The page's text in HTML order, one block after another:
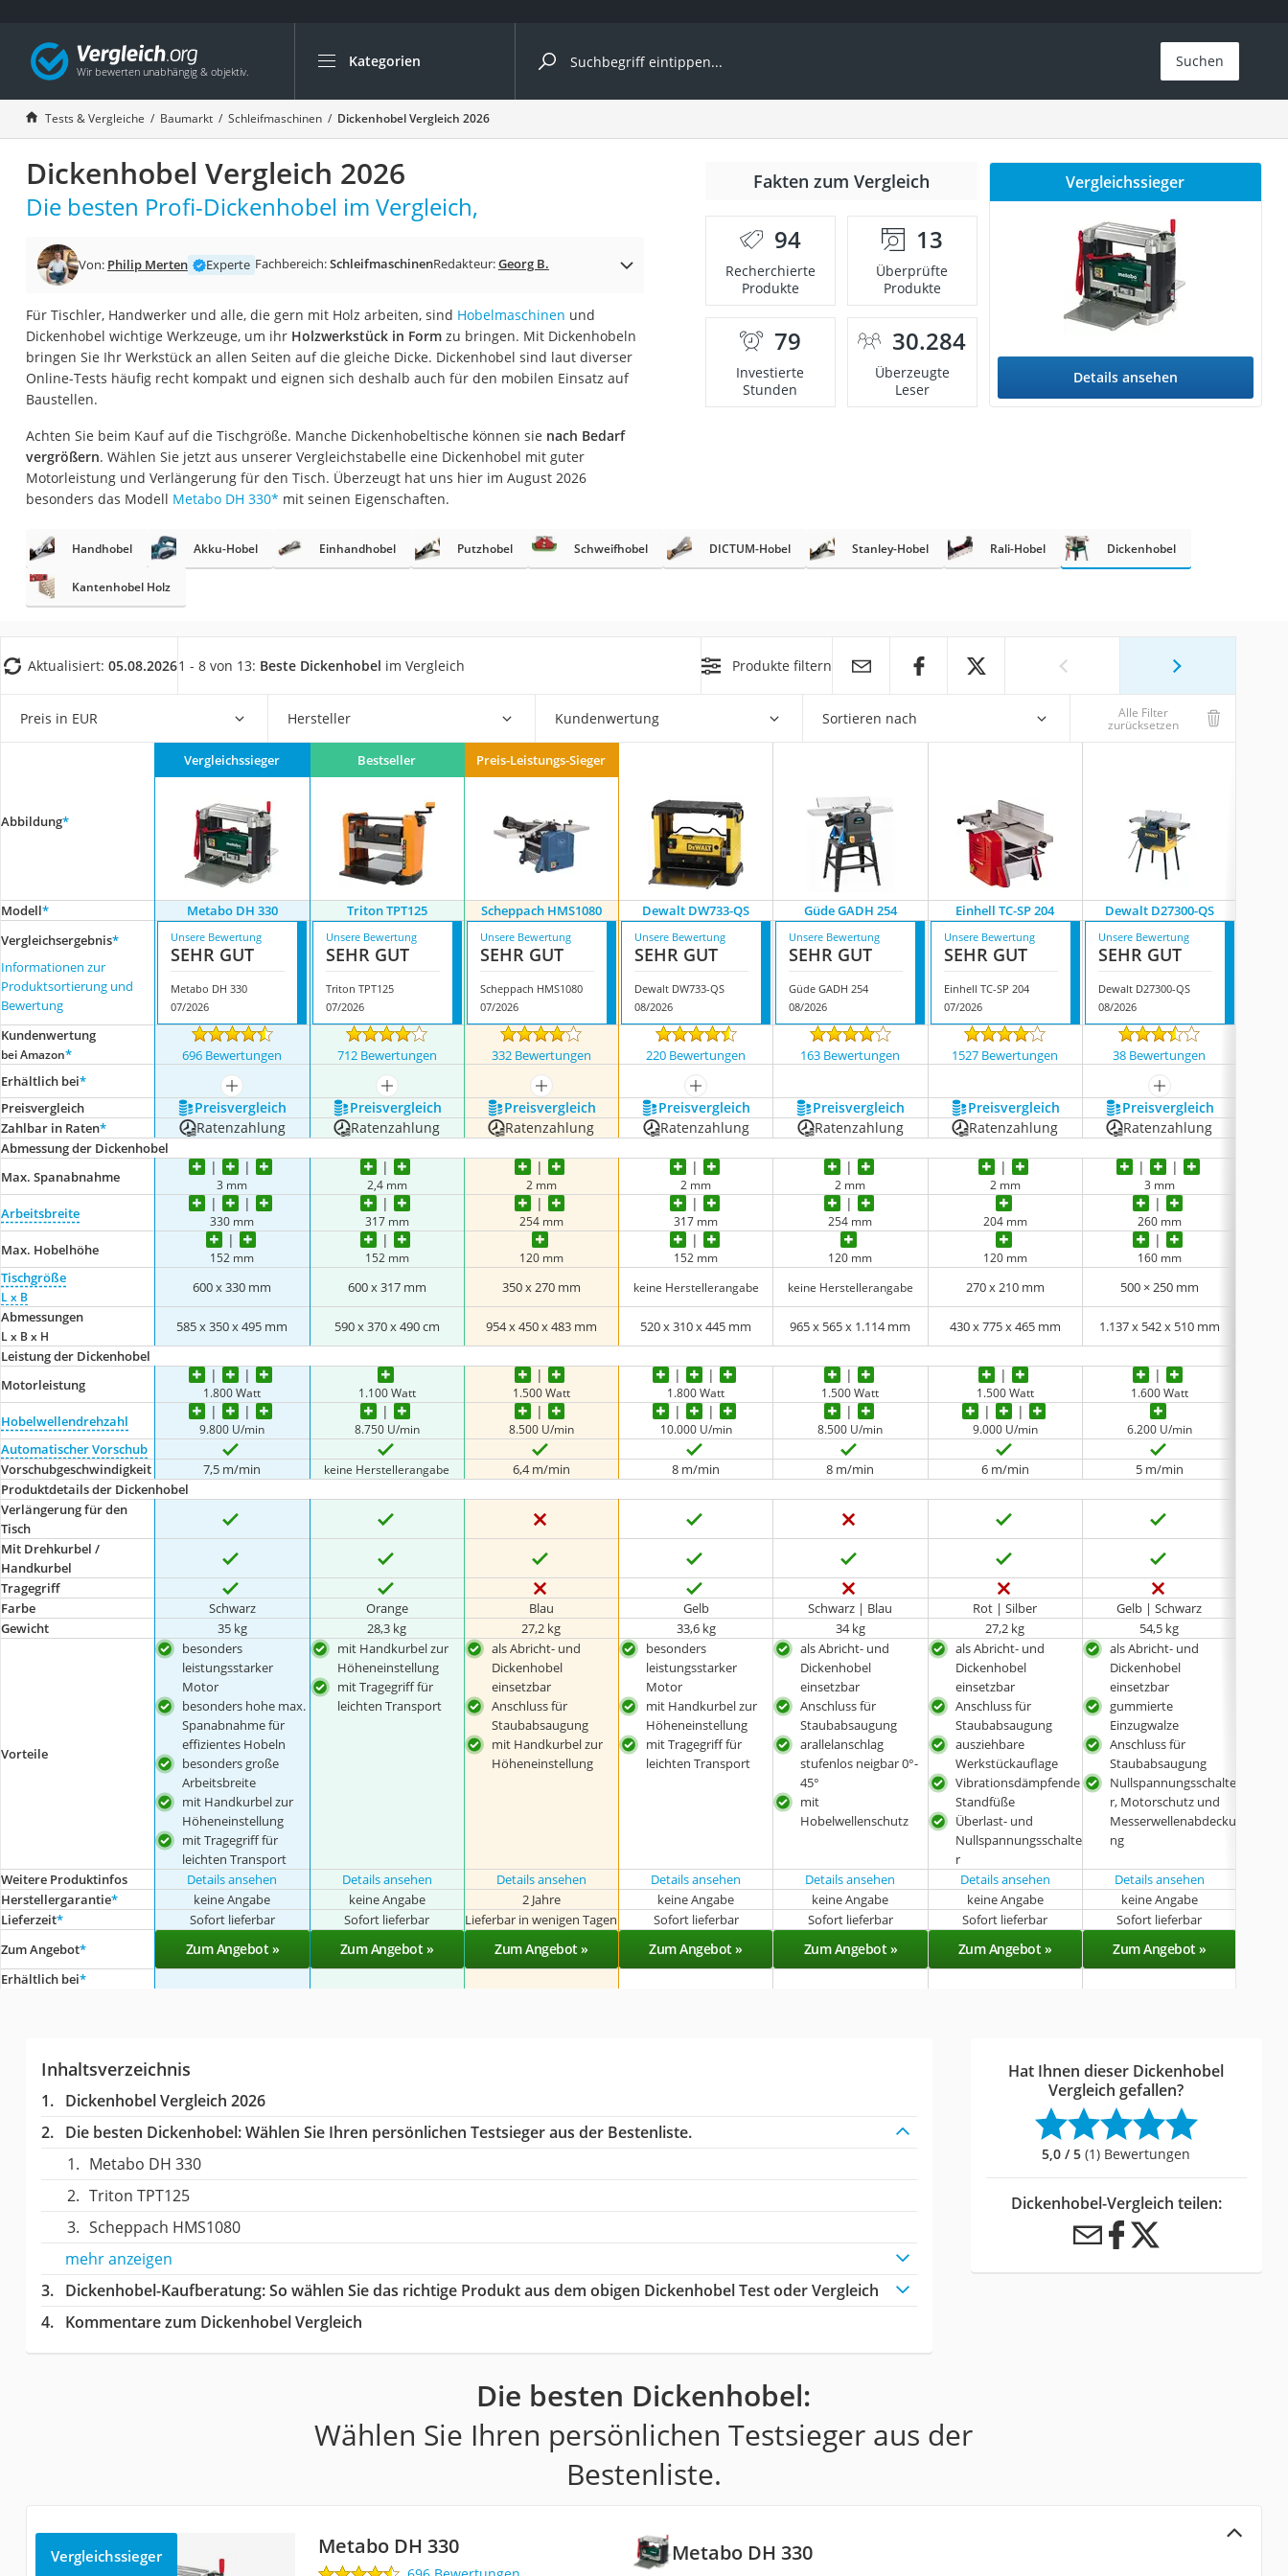
Kategorien
Die beliebtesten Vergleiche nach Kategorie
Baumarkt
Tresor feuerfest
Makita-Akku-Rasenmäher
Kappsäge
Smartes Türschloss
Akku-Rasentrimmer
Split-Klimaanlage 2 Innengeräte
Pelletofen
Bohrmaschine
Fliesenschneider
Hochdruckreiniger
Doppelschleifer
Überwachungskamera
Benzinrasenmäher mit Elektrostart
Multimeter
Gasdurchlauferhitzer
Service
Suchen
Tests & Vergleiche Baumarkt Schleifmaschinen Dickenhobel Vergleich 2026
Dickenhobel Vergleich 2026
Die besten Profi-Dickenhobel im Vergleich,
Von: Philip Merten Experte Fachbereich:SchleifmaschinenRedakteur:Georg B.
Für Tischler, Handwerker und alle, die gern mit Holz arbeiten, sind Hobelmaschinen und
Dickenhobel wichtige Werkzeuge, um ihr Holzwerkstück in Formzu bringen. Mit Dickenhobeln
bringen Sie Ihr Werkstück an allen Seiten auf die gleiche Dicke. Dickenhobel sind laut diverser
Online-Tests häufig recht kompakt und eignen sich deshalb auch für den mobilen Einsatz auf
Baustellen.
Achten Sie beim Kauf auf die Tischgröße. Manche Dickenhobeltische können sie nach Bedarf
vergrößern. Wählen Sie jetzt aus unserer Vergleichstabelle eine Dickenhobel mit guter
Motorleistung und Verlängerung für den Tisch. Überzeugt hat uns hier im August 2026
besonders das Modell Metabo DH 330* mit seinen Eigenschaften.
Fakten zum Vergleich
94
Recherchierte
Produkte
13
Überprüfte
Produkte
79
Investierte
Stunden
30.284
Überzeugte
Leser
Vergleichssieger
Details ansehen
Handhobel Akku-Hobel Einhandhobel Putzhobel Schweifhobel DICTUM-Hobel Stanley-Hobel Rali-Hobel Dickenhobel
Kantenhobel Holz
Aktualisiert: 05.08.20261 - 8 von 13: Beste Dickenhobel im Vergleich Produkte filtern
Preis in EUR Hersteller Kundenwertung Sortieren nach Alle Filter
zurücksetzen
Abbildung*
Vergleichssieger Bestseller Preis-Leistungs-Sieger
Modell* Metabo DH 330 Triton TPT125 Scheppach HMS1080 Dewalt DW733-QS Güde GADH 254 Einhell TC-SP 204 Dewalt D27300-QS
Vergleichsergebnis*
Informationen zur
Produktsortierung und
Bewertung
Unsere Bewertung
SEHR GUT
Metabo DH 330
07/2026
Unsere Bewertung
SEHR GUT
Triton TPT125
07/2026
Unsere Bewertung
SEHR GUT
Scheppach HMS1080
07/2026
Unsere Bewertung
SEHR GUT
Dewalt DW733-QS
08/2026
Unsere Bewertung
SEHR GUT
Güde GADH 254
08/2026
Unsere Bewertung
SEHR GUT
Einhell TC-SP 204
07/2026
Unsere Bewertung
SEHR GUT
Dewalt D27300-QS
08/2026
Kundenwertung
bei Amazon* 696 Bewertungen 712 Bewertungen 332 Bewertungen 220 Bewertungen 163 Bewertungen 1527 Bewertungen 38 Bewertungen
Erhältlich bei*
mehr anzeigen mehr anzeigen mehr anzeigen mehr anzeigen
mehr anzeigen
Preis­vergleich
Preis­vergleich Preis­vergleich Preis­vergleich Preis­vergleich Preis­vergleich Preis­vergleich Preis­vergleich
Zahlbar in Raten* Ratenzahlung Ratenzahlung Ratenzahlung Ratenzahlung Ratenzahlung Ratenzahlung Ratenzahlung
Abmessung der Dickenhobel
Max. Spanabnahme
3 mm 2,4 mm 2 mm 2 mm 2 mm 2 mm 3 mm
Arbeitsbreite 330 mm 317 mm 254 mm 317 mm 254 mm 204 mm 260 mm
Max. Hobelhöhe 152 mm 152 mm 120 mm 152 mm 120 mm 120 mm 160 mm
Tischgröße
L x B
600 x 330 mm 600 x 317 mm 350 x 270 mm keine Herstellerangabe keine Herstellerangabe 270 x 210 mm 500 × 250 mm
Abmessungen
L x B x H
585 x 350 x 495 mm 590 x 370 x 490 cm 954 x 450 x 483 mm 520 x 310 x 445 mm 965 x 565 x 1.114 mm 430 x 775 x 465 mm 1.137 x 542 x 510 mm
Leistung der Dickenhobel
Motorleistung
1.800 Watt 1.100 Watt 1.500 Watt 1.800 Watt 1.500 Watt 1.500 Watt 1.600 Watt
Hobelwellendrehzahl 9.800 U/min 8.750 U/min 8.500 U/min 10.000 U/min 8.500 U/min 9.000 U/min 6.200 U/min
Automatischer Vorschub
Vorschubgeschwindigkeit
7,5 m/min keine Herstellerangabe 6,4 m/min 8 m/min 8 m/min 6 m/min 5 m/min
Produktdetails der Dickenhobel
Verlängerung für den
Tisch
Mit Drehkurbel /
Handkurbel
Tragegriff
Farbe
Schwarz Orange Blau Gelb Schwarz | Blau Rot | Silber
Gelb | Schwarz
Gewicht
35 kg 28,3 kg 27,2 kg 33,6 kg 34 kg 27,2 kg 54,5 kg
Vorteile
besonders
leistungsstarker
Motor
besonders hohe max.
Spanabnahme für
effizientes Hobeln
besonders große
Arbeitsbreite
mit Handkurbel zur
Höheneinstellung
mit Tragegriff für
leichten Transport
mit Handkurbel zur
Höheneinstellung
mit Tragegriff für
leichten Transport
als Abricht- und
Dickenhobel
einsetzbar
Anschluss für
Staubabsaugung
mit Handkurbel zur
Höheneinstellung
besonders
leistungsstarker
Motor
mit Handkurbel zur
Höheneinstellung
mit Tragegriff für
leichten Transport
als Abricht- und
Dickenhobel
einsetzbar
Anschluss für
Staubabsaugung
arallelanschlag
stufenlos neigbar 0°-
45°
mit
Hobelwellenschutz
als Abricht- und
Dickenhobel
einsetzbar
Anschluss für
Staubabsaugung
ausziehbare
Werkstückauflage
Vibrationsdämpfende
Standfüße
Überlast- und
Nullspannungsschalte
r
als Abricht- und
Dickenhobel
einsetzbar
gummierte
Einzugwalze
Anschluss für
Staubabsaugung
Nullspannungsschalte
r, Motorschutz und
Messerwellenabdecku
ng
Weitere Produktinfos Details ansehen Details ansehen Details ansehen Details ansehen Details ansehen Details ansehen
Details ansehen
Herstellergarantie* keine Angabe keine Angabe 2 Jahre keine Angabe keine Angabe keine Angabe keine Angabe
Lieferzeit* Sofort lieferbar Sofort lieferbar Lieferbar in wenigen Tagen Sofort lieferbar Sofort lieferbar Sofort lieferbar Sofort lieferbar
Zum Angebot* Zum Angebot » Zum Angebot » Zum Angebot » Zum Angebot » Zum Angebot » Zum Angebot » Zum Angebot »
Erhältlich bei*
Inhaltsverzeichnis
Dickenhobel Vergleich 2026
Die besten Dickenhobel:Wählen Sie Ihren persönlichen Testsieger aus der Bestenliste.
Metabo DH 330
Triton TPT125
Scheppach HMS1080
mehr anzeigen
Dickenhobel-Kaufberatung: So wählen Sie das richtige Produkt aus dem obigen Dickenhobel Test oder Vergleich
Kommentare zum Dickenhobel Vergleich
Hat Ihnen dieser Dickenhobel
Vergleich gefallen?
5,0 / 5 (1) Bewertungen
Dickenhobel-Vergleich teilen:
Die besten Dickenhobel:
Wählen Sie Ihren persönlichen Testsieger aus der
Bestenliste.
Metabo DH 330
Vergleichssieger Metabo DH 330